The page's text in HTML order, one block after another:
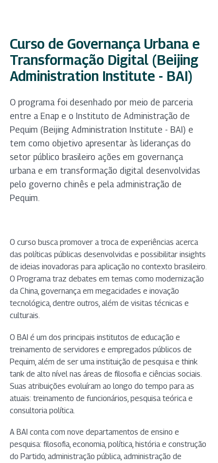
Curso de Governança Urbana e
Transformação Digital (Beijing
Administration Institute - BAI)
O programa foi desenhado por meio de parceria
entre a Enap e o Instituto de Administração de
Pequim (Beijing Administration Institute - BAI) e
tem como objetivo apresentar às lideranças do
setor público brasileiro ações em governança
urbana e em transformação digital desenvolvidas
pelo governo chinês e pela administração de
Pequim.
O curso busca promover a troca de experiências acerca
das políticas públicas desenvolvidas e possibilitar insights
de ideias inovadoras para aplicação no contexto brasileiro.
O Programa traz debates em temas como modernização
da China, governança em megacidades e inovação
tecnológica, dentre outros, além de visitas técnicas e
culturais.
O BAI é um dos principais institutos de educação e
treinamento de servidores e empregados públicos de
Pequim, além de ser uma instituição de pesquisa e think
tank de alto nível nas áreas de filosofia e ciências sociais.
Suas atribuições evoluíram ao longo do tempo para as
atuais: treinamento de funcionários, pesquisa teórica e
consultoria política.
A BAI conta com nove departamentos de ensino e
pesquisa: filosofia, economia, política, história e construção
do Partido, administração pública, administração de